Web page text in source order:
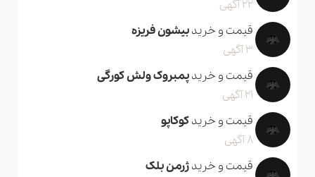
22 آگهی
قیمت و خریدبیشون فریزه
3 آگهی
قیمت و خریدپمبروک ولش کورگی
21 آگهی
قیمت و خریدکوکاپو
8 آگهی
قیمت و خریدژرمن بلک